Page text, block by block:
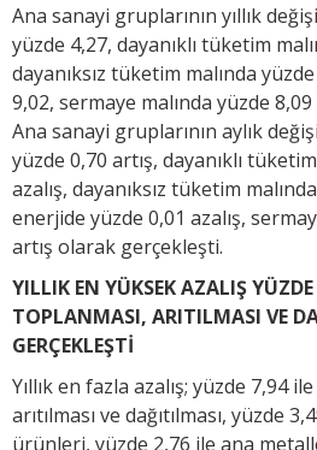
Ana sanayi gruplarının yıllık
yüzde 4,27, dayanıklı tüketim
dayanıksız tüketim malında
9,02, sermaye malında yüzde
Ana sanayi gruplarının aylık
yüzde 0,70 artış, dayanıklı
azalış, dayanıksız tüketim
enerjide yüzde 0,01 azalış,
artış olarak gerçekleşti.
YILLIK EN YÜKSEK AZALIŞ
TOPLANMASI, ARITILMASI VE
GERÇEKLEŞTİ
Yıllık en fazla azalış; yüzde 7,94
arıtılması ve dağıtılması, yüzde
ürünleri, yüzde 2,76 ile ana